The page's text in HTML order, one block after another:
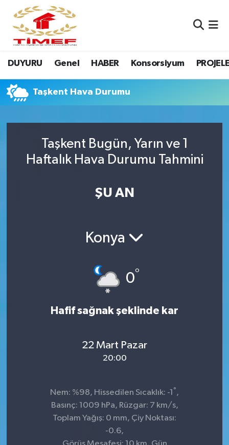
DUYURU Genel HABER Konsorsiyum
Taşkent Hava Durumu
Taşkent Bugün, Yarın ve 1
Haftalık Hava Durumu Tahmini
ŞU AN
Konya
0°
Hafif sağnak şeklinde kar
22 Mart Pazar
20:00
Nem: %98, Hissedilen Sıcaklık: -1 ° ,
Basınç: 1009 hPa, Rüzgar: 7 km/s,
Toplam Yağış: 0 mm, Çiy Noktası:
-0.6,
Anasayfa Kutu
Anasayfa Manşet
Canlı Yayın
Erasmus
Nöbetçi Eczaneler
Hava Durumu
Namaz Vakitleri
Süper Lig Puan Durumu ve Fikstür
Son Dakika Haberleri